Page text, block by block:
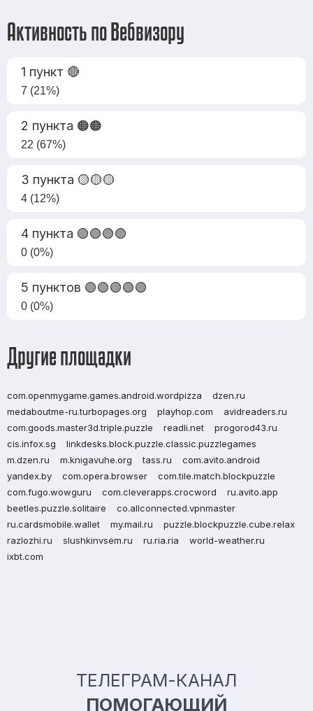
Активность по Вебвизору
1 пункт 🔴
7 (21%)
2 пункта 🟠🟠
22 (67%)
3 пункта 🟡🟡🟡
4 (12%)
4 пункта 🟢🟢🟢🟢
0 (0%)
5 пунктов 🟢🟢🟢🟢🟢
0 (0%)
Другие площадки
com.openmygame.games.android.wordpizza
dzen.ru
medaboutme-ru.turbopages.org
playhop.com
avidreaders.ru
com.goods.master3d.triple.puzzle
readli.net
progorod43.ru
cis.infox.sg
linkdesks.block.puzzle.classic.puzzlegames
m.dzen.ru
m.knigavuhe.org tass.ru
com.avito.android
yandex.by
com.opera.browser
com.tile.match.blockpuzzle
com.fugo.wowguru
com.cleverapps.crocword
ru.avito.app
beetles.puzzle.solitaire
co.allconnected.vpnmaster
ru.cardsmobile.wallet
my.mail.ru
puzzle.blockpuzzle.cube.relax
razlozhi.ru
slushkinvsem.ru ru.ria.ria
world-weather.ru
ixbt.com
ТЕЛЕГРАМ-КАНАЛ
ПОМОГАЮЩИЙ